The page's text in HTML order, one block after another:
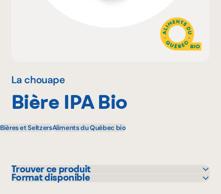
La chouape
Bière IPA Bio
Bières et SeltzersAliments du Québec bio
Trouver ce produit
Avril - supermarché santé
Format disponible